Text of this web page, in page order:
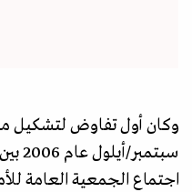
وكان أول تفاوض لتشكيل
اجتماع الجمعية العامة